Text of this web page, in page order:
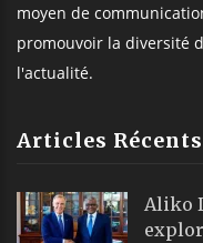
moyen de
promouvoir la diversité
l'actualité.
Articles Récents
Aliko